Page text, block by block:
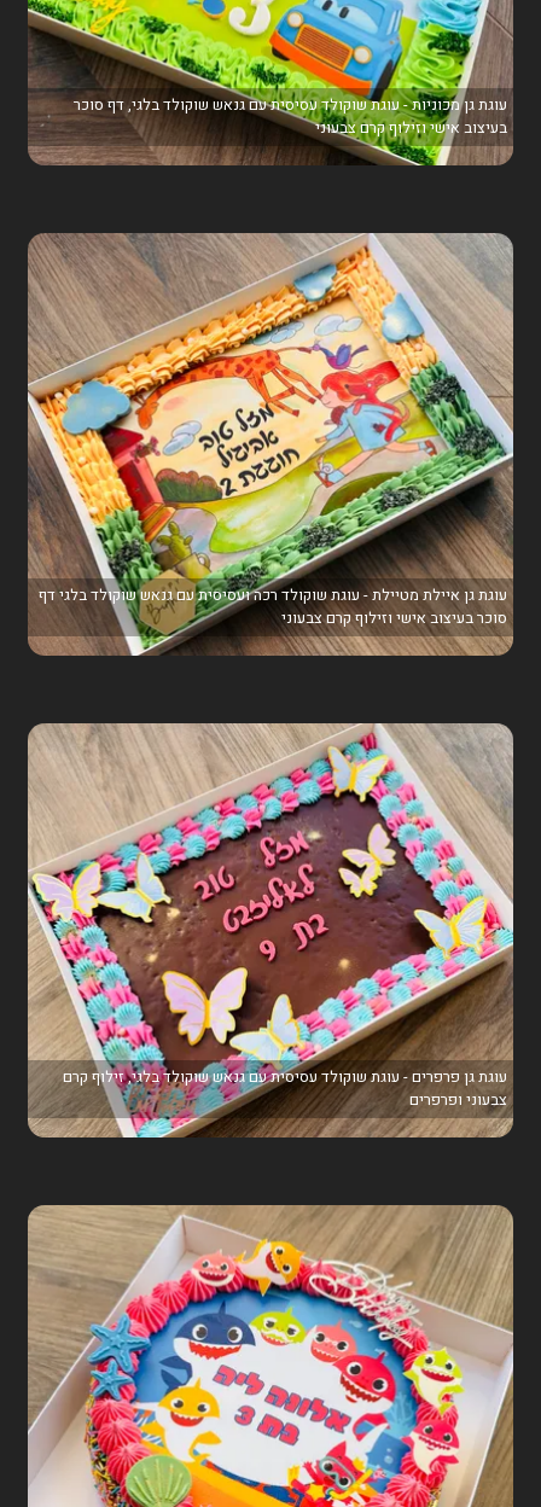
עוגת גן מכוניות - עוגת שוקולד עסיסית עם גנאש שוקולד בלגי, דף סוכר
בעיצוב אישי וזילוף קרם צבעוני
עוגת גן איילת מטיילת - עוגת שוקולד רכה ועסיסית עם גנאש שוקולד בלגי דף
סוכר בעיצוב אישי וזילוף קרם צבעוני
עוגת גן פרפרים - עוגת שוקולד עסיסית עם גנאש שוקולד בלגי, זילוף קרם
צבעוני ופרפרים